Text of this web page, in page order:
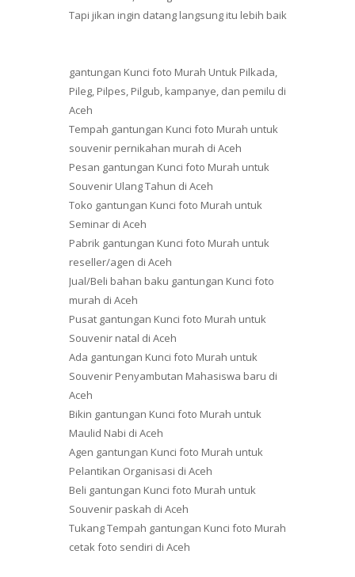
Tapi jikan ingin datang langsung itu lebih baik
gantungan Kunci foto Murah Untuk Pilkada,
Pileg, Pilpes, Pilgub, kampanye, dan pemilu di
Aceh
Tempah gantungan Kunci foto Murah untuk
souvenir pernikahan murah di Aceh
Pesan gantungan Kunci foto Murah untuk
Souvenir Ulang Tahun di Aceh
Toko gantungan Kunci foto Murah untuk
Seminar di Aceh
Pabrik gantungan Kunci foto Murah untuk
reseller/agen di Aceh
Jual/Beli bahan baku gantungan Kunci foto
murah di Aceh
Pusat gantungan Kunci foto Murah untuk
Souvenir natal di Aceh
Ada gantungan Kunci foto Murah untuk
Souvenir Penyambutan Mahasiswa baru di
Aceh
Bikin gantungan Kunci foto Murah untuk
Maulid Nabi di Aceh
Agen gantungan Kunci foto Murah untuk
Pelantikan Organisasi di Aceh
Beli gantungan Kunci foto Murah untuk
Souvenir paskah di Aceh
Tukang Tempah gantungan Kunci foto Murah
cetak foto sendiri di Aceh